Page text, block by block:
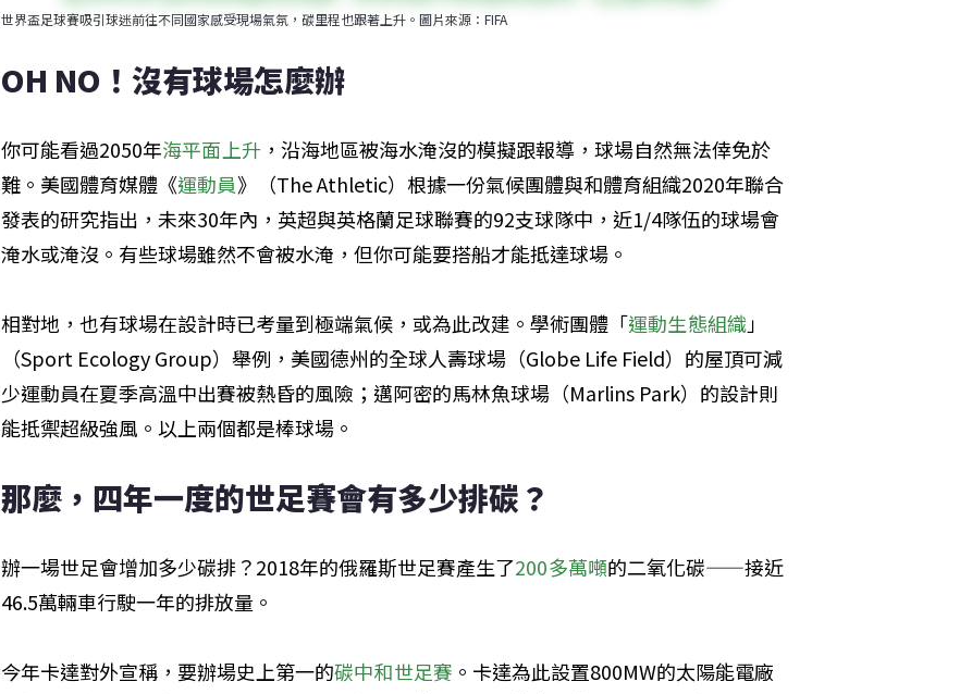
世界盃足球賽吸引球迷前往不同國家感受現場氣氛，碳里程也跟著上升。圖片來源：FIFA
OH NO！沒有球場怎麼辦
你可能看過2050年海平面上升，沿海地區被海水淹沒的模擬跟報導，球場自然無法倖免於
難。美國體育媒體《運動員》（The Athletic）根據一份氣候團體與和體育組織2020年聯合
發表的研究指出，未來30年內，英超與英格蘭足球聯賽的92支球隊中，近1/4隊伍的球場會
淹水或淹沒。有些球場雖然不會被水淹，但你可能要搭船才能抵達球場。
相對地，也有球場在設計時已考量到極端氣候，或為此改建。學術團體「運動生態組織」
（Sport Ecology Group）舉例，美國德州的全球人壽球場（Globe Life Field）的屋頂可減
少運動員在夏季高溫中出賽被熱昏的風險；邁阿密的馬林魚球場（Marlins Park）的設計則
能抵禦超級強風。以上兩個都是棒球場。
那麼，四年一度的世足賽會有多少排碳？
辦一場世足會增加多少碳排？2018年的俄羅斯世足賽產生了200多萬噸的二氧化碳——接近
46.5萬輛車行駛一年的排放量。
今年卡達對外宣稱，要辦場史上第一的碳中和世足賽 。卡達為此設置800MW的太陽能電廠